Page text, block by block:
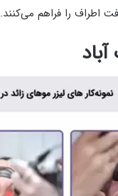
را فراهم می‌کنند.